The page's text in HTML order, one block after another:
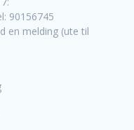
90156745
en melding (ute til